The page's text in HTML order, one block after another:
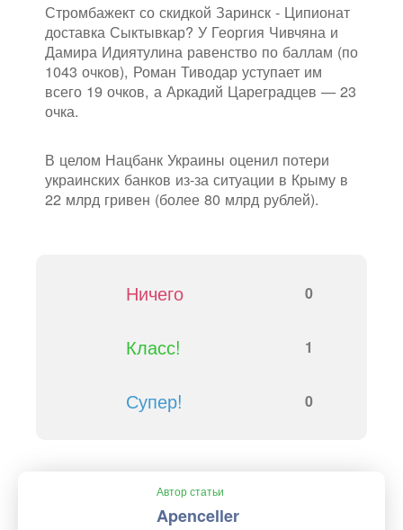
Стромбажект со скидкой Заринск - Ципионат
доставка Сыктывкар? У Георгия Чивчяна и
Дамира Идиятулина равенство по баллам (по
1043 очков), Роман Тиводар уступает им
всего 19 очков, а Аркадий Цареградцев — 23
очка.
В целом Нацбанк Украины оценил потери
украинских банков из-за ситуации в Крыму в
22 млрд гривен (более 80 млрд рублей).
Ничего 0
Класс! 1
Супер! 0
Автор статьи
Apenceller